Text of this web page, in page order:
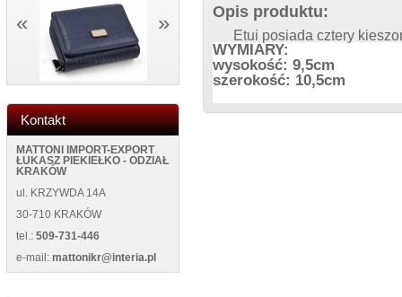
« »
Kontakt
MATTONI IMPORT-EXPORT
ŁUKASZ PIEKIEŁKO - ODZIAŁ
KRAKÓW
ul. KRZYWDA 14A
30-710 KRAKÓW
tel.: 509-731-446
e-mail: mattonikr@interia.pl
Opis produktu:
Etui posiada cztery
WYMIARY:
wysokość: 9,5cm
szerokość: 10,5cm